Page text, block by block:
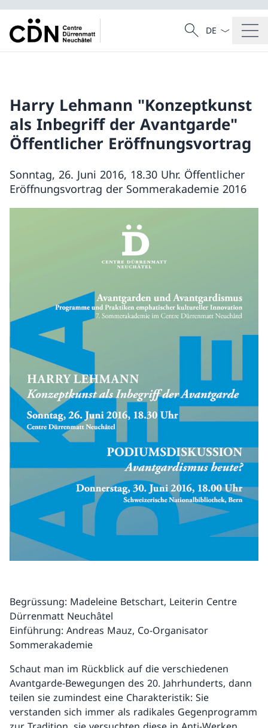
Cercare
Ricerca
Dal menu a
Harry Lehmann "Konzeptkunst
als Inbegriff der Avantgarde"
Öffentlicher Eröffnungsvortrag
Sonntag, 26. Juni 2016, 18.30 Uhr. Öffentlicher
Eröffnungsvortrag der Sommerakademie 2016
Begrüssung: Madeleine Betschart, Leiterin Centre
Dürrenmatt Neuchâtel
Einführung: Andreas Mauz, Co-Organisator
Sommerakademie
Schaut man im Rückblick auf die verschiedenen
Avantgarde-Bewegungen des 20. Jahrhunderts, dann
teilen sie zumindest eine Charakteristik: Sie
verstanden sich immer als radikales Gegenprogramm